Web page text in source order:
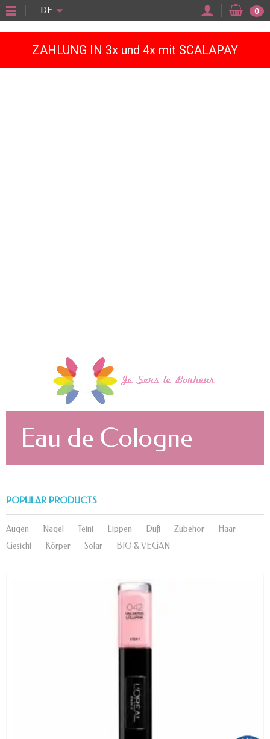
ZAHLUNG IN 3x und 4x mit SCALAPAY
DE 0
Eau de Cologne
POPULAR PRODUCTS
Augen Nägel Teint Lippen Duft Zubehör
Haar
Gesicht
Körper Solar BIO & VEGAN